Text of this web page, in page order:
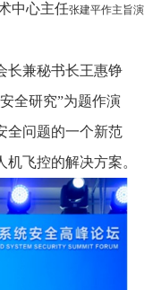
中心主任张建平作主旨演
兼秘书长王惠铮
全研究”为题作演
全问题的一个新范
飞控的解决方案。